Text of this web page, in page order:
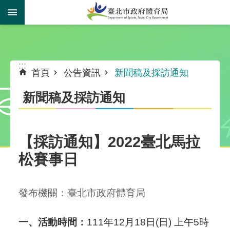
跳到主要內容區塊
:::
首頁 公告資訊 新聞稿及採訪通知
新聞稿及採訪通知
【採訪通知】2022臺北馬拉
松賽事日
發布機關：臺北市政府體育局
一、活動時間： 111年12月18日(日) 上午5時